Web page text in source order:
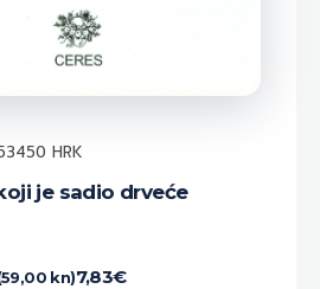
je sadio drveće
7,83€
kn)
HRK